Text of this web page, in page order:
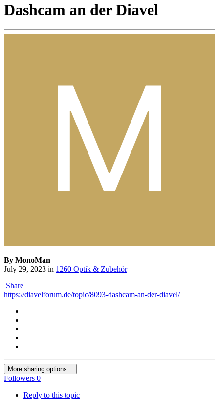
Dashcam an der Diavel
By MonoMan
July 29, 2023 in 1260 Optik & Zubehör
Share
https://diavelforum.de/topic/8093-dashcam-an-der-diavel/
More sharing options...
Followers 0
Reply to this topic